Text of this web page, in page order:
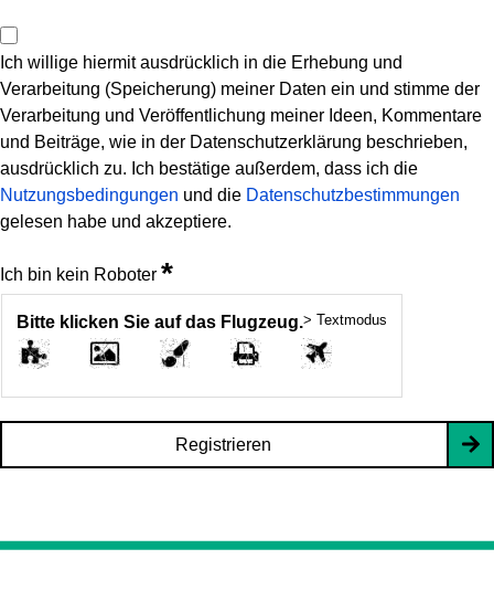
Ich willige hiermit ausdrücklich in die Erhebung und
Verarbeitung (Speicherung) meiner Daten ein und stimme der
Verarbeitung und Veröffentlichung meiner Ideen, Kommentare
und Beiträge, wie in der Datenschutzerklärung beschrieben,
ausdrücklich zu. Ich bestätige außerdem, dass ich die
Nutzungsbedingungen und die Datenschutzbestimmungen
gelesen habe und akzeptiere.
Ich bin kein Roboter *
Bitte klicken Sie auf das Flugzeug.> Textmodus
Registrieren